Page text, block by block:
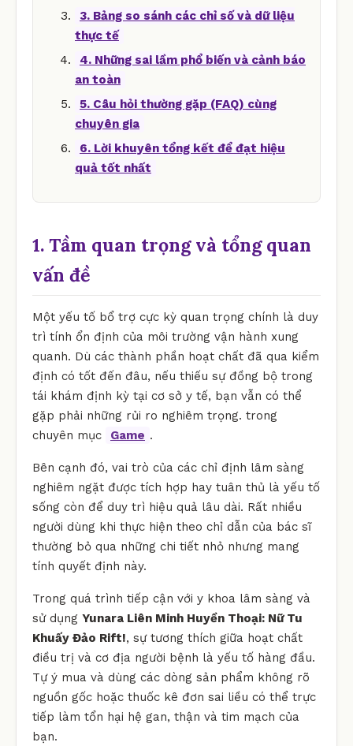
3. Bảng so sánh các chỉ số và dữ liệu
thực tế
4. Những sai lầm phổ biến và cảnh báo
an toàn
5. Câu hỏi thường gặp (FAQ) cùng
chuyên gia
6. Lời khuyên tổng kết để đạt hiệu
quả tốt nhất
1. Tầm quan trọng và tổng quan
vấn đề
Một yếu tố bổ trợ cực kỳ quan trọng chính là duy
trì tính ổn định của môi trường vận hành xung
quanh. Dù các thành phần hoạt chất đã qua kiểm
định có tốt đến đâu, nếu thiếu sự đồng bộ trong
tái khám định kỳ tại cơ sở y tế, bạn vẫn có thể
gặp phải những rủi ro nghiêm trọng. trong
chuyên mục
Game .
Bên cạnh đó, vai trò của các chỉ định lâm sàng
nghiêm ngặt được tích hợp hay tuân thủ là yếu tố
sống còn để duy trì hiệu quả lâu dài. Rất nhiều
người dùng khi thực hiện theo chỉ dẫn của bác sĩ
thường bỏ qua những chi tiết nhỏ nhưng mang
tính quyết định này.
Trong quá trình tiếp cận với y khoa lâm sàng và
sử dụng Yunara Liên Minh Huyền Thoại: Nữ Tu
Khuấy Đảo Rift!, sự tương thích giữa hoạt chất
điều trị và cơ địa người bệnh là yếu tố hàng đầu.
Tự ý mua và dùng các dòng sản phẩm không rõ
nguồn gốc hoặc thuốc kê đơn sai liều có thể trực
tiếp làm tổn hại hệ gan, thận và tim mạch của
bạn.